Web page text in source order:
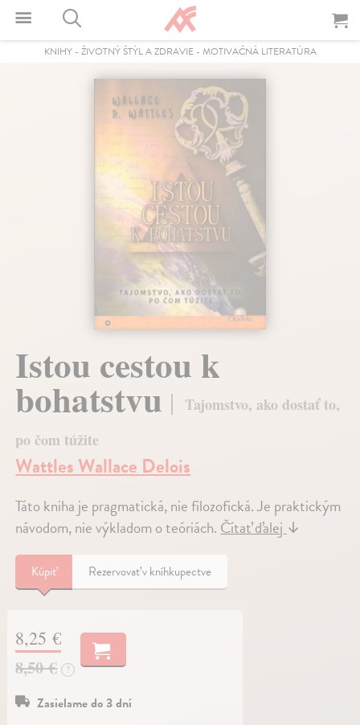
KNIHY- ŽIVOTNÝ ŠTÝL A ZDRAVIE- MOTIVAČNÁ LITERATÚRA
Istou cestou k
bohatstvu
Tajomstvo, ako dostať to,
po čom túžite
Wattles Wallace Delois
Táto kniha je pragmatická, nie filozofická. Je praktickým
návodom, nie výkladom o teóriách. Čítať ďalej ↓
Kúpiť Rezervovať v kníhkupectve
8,25 €
8,50 €
?
Zasielame do 3 dní